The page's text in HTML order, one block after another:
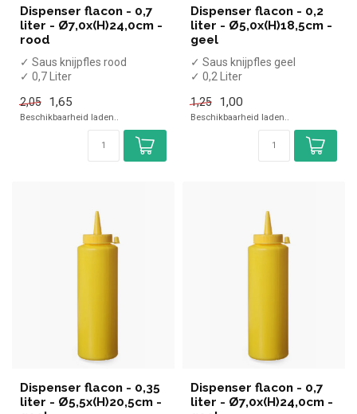
Dispenser flacon - 0,7
liter - Ø7,0x(H)24,0cm -
rood
✓ Saus knijpfles rood
✓ 0,7 Liter
2,05
1,65
Beschikbaarheid laden..
Dispenser flacon - 0,2
liter - Ø5,0x(H)18,5cm -
geel
✓ Saus knijpfles geel
✓ 0,2 Liter
1,25
1,00
Beschikbaarheid laden..
Dispenser flacon - 0,35
liter - Ø5,5x(H)20,5cm -
Dispenser flacon - 0,7
liter - Ø7,0x(H)24,0cm -